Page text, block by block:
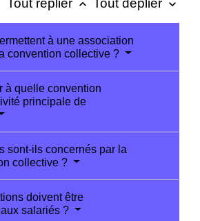
Tout replier keyboard_arrow_up Tout déplier keyboard_arrow_down
à une association
convention collective ?
à quelle convention
principale de
sont-ils concernés par la
collective ?
doivent être
salariés ?